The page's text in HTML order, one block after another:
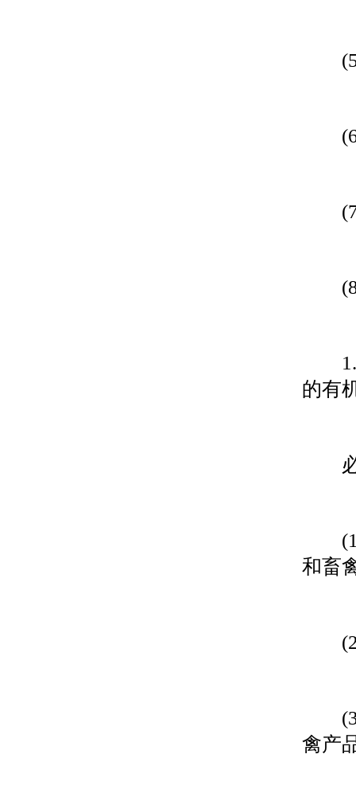
(5)
(6)
(7)
(8)
1.2
的有
必
(1)
和畜
(2)
(3)
禽产